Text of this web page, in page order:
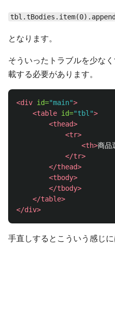
となります。
そういったトラブルを少な
載する必要があります。
<div id="main">
<table id="tbl">
<thead>
<tr>
<th>商品
</tr>
</thead>
<tbody>
</tbody>
</table>
</div>
手直しするとこういう感じに